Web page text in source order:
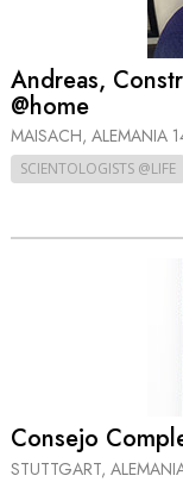
Andreas,
@home
MAISACH, ALEMANIA
SCIENTOLOGISTS @LIFE
Consejo
STUTTGART,